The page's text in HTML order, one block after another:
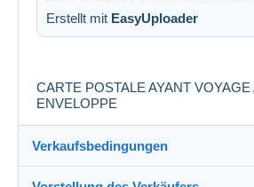
Erstellt mit EasyUploader
CARTE POSTALE AYANT
ENVELOPPE
Verkaufsbedingungen